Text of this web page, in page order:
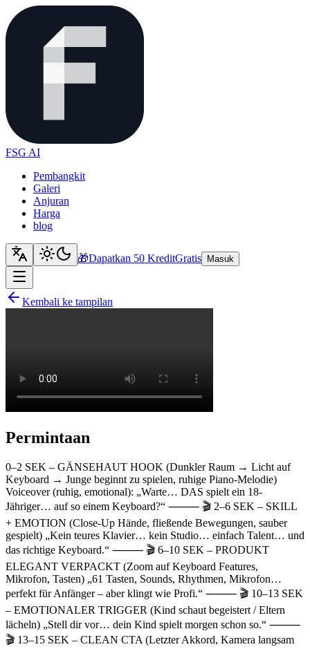
FSG AI
Pembangkit
Galeri
Anjuran
Harga
blog
🎁Dapatkan 50 KreditGratis Masuk
Kembali ke tampilan
Permintaan
0–2 SEK – GÄNSEHAUT HOOK (Dunkler Raum → Licht auf
Keyboard → Junge beginnt zu spielen, ruhige Piano-Melodie)
Voiceover (ruhig, emotional): „Warte… DAS spielt ein 18-
Jähriger… auf so einem Keyboard?“ ⸻ 🎬 2–6 SEK – SKILL
+ EMOTION (Close-Up Hände, fließende Bewegungen, sauber
gespielt) „Kein teures Klavier… kein Studio… einfach Talent… und
das richtige Keyboard.“ ⸻ 🎬 6–10 SEK – PRODUKT
ELEGANT VERPACKT (Zoom auf Keyboard Features,
Mikrofon, Tasten) „61 Tasten, Sounds, Rhythmen, Mikrofon…
perfekt für Anfänger – aber klingt wie Profi.“ ⸻ 🎬 10–13 SEK
– EMOTIONALER TRIGGER (Kind schaut begeistert / Eltern
lächeln) „Stell dir vor… dein Kind spielt morgen schon so.“ ⸻
🎬 13–15 SEK – CLEAN CTA (Letzter Akkord, Kamera langsam